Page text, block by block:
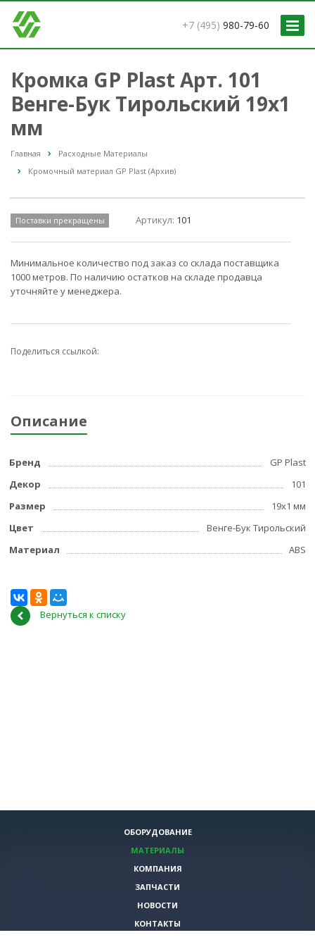
+7 (495) 980-79-60
Кромка GP Plast Арт. 101
Венге-Бук Тирольский 19x1
мм
Главная
Расходные Материалы
Кромочный материал GP Plast (Архив)
Поставки прекращены Артикул: 101
Минимальное количество под заказ со склада поставщика
1000 метров. По наличию остатков на складе продавца
уточняйте у менеджера.
Поделиться ссылкой:
Описание
Бренд
GP Plast
Декор
101
Размер
19x1 мм
Цвет
Венге-Бук Тирольский
Материал
ABS
Вернуться к списку
ОБОРУДОВАНИЕ
МАТЕРИАЛЫ
КОМПАНИЯ
ЗАПЧАСТИ
НОВОСТИ
КОНТАКТЫ